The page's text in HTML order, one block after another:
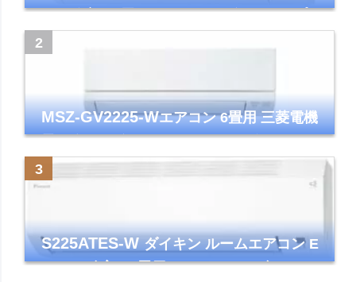
リーズ 主に6畳 ホワイト 2024年モデル プラ
MSZ-GV2225-Wエアコン 6畳用 三菱電機
霧ヶ峰 2025年モデル GVシリーズ ピュアホ
ワイト 清潔 除湿 単相100V
S225ATES-Wダイキン ルームエアコン E
シリーズ 主に6畳用 ホワイト 2025年モデル